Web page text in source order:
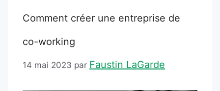
Comment créer une entreprise de
co-working
14 mai 2023 par Faustin LaGarde